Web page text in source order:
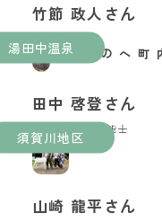
竹節 政人さん
果樹農家
湯田中温泉
縁喜の縁が繋いだ山ノ内町への移住
田中 啓登さん
玉村本店酒造技能士
須賀川地区
山崎 龍平さん